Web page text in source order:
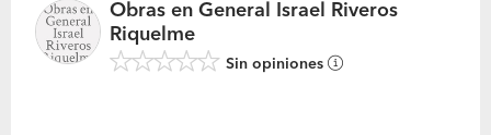
Obras en General Israel Riveros
Riquelme
Sin opiniones